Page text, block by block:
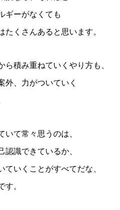
ギーがなくても
たくさんあると思います。
ら積み重ねていくやり方も、
外、力がついていく
いて常々思うのは、
認識できているか、
ていくことがすべてだな、
す。